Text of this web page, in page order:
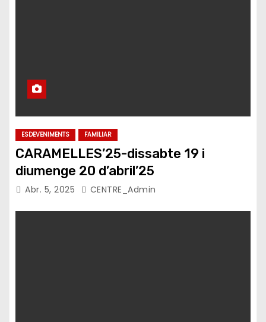
ESDEVENIMENTS FAMILIAR
CARAMELLES’25-dissabte 19 i
diumenge 20 d’abril’25
Abr. 5, 2025 CENTRE_Admin